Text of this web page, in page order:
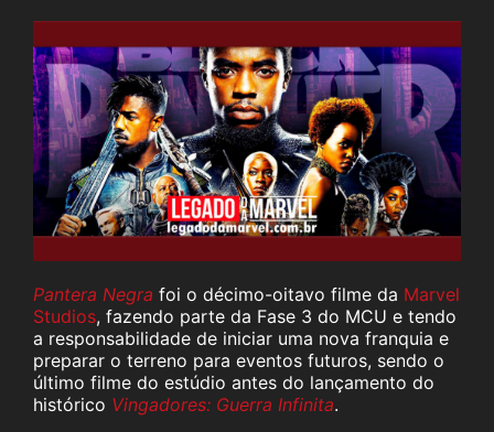
Pantera Negra foi o décimo-oitavo filme da Marvel
Studios, fazendo parte da Fase 3 do MCU e tendo
a responsabilidade de iniciar uma nova franquia e
preparar o terreno para eventos futuros, sendo o
último filme do estúdio antes do lançamento do
histórico Vingadores: Guerra Infinita.